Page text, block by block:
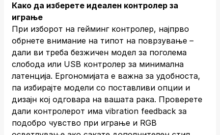
Како да изберете идеален контролер за
играње
При изборот на гейминг контролер, најпрво
обрнете внимание на типот на поврзување –
дали ви треба безжичен модел за поголема
слобода или USB контролер за минимална
латенција. Ергономијата е важна за удобноста,
па избирајте модели со поставливи опции и
дизајн кој одговара на вашата рака. Проверете
дали контролерот има vibration feedback за
подобро чувство при играње и RGB